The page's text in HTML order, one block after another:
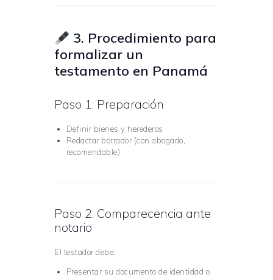
3. Procedimiento para
formalizar un
testamento en Panamá
Paso 1: Preparación
Definir bienes y herederos
Redactar borrador (con abogado,
recomendable)
Paso 2: Comparecencia ante
notario
El testador debe:
Presentar su documento de identidad o